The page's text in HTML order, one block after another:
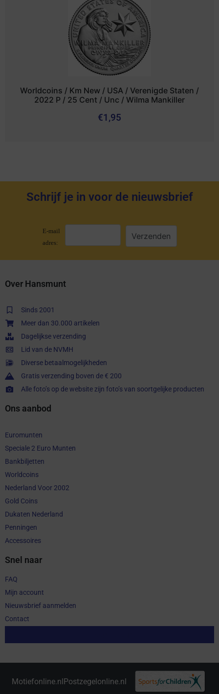
Worldcoins / Km New / USA / Verenigde Staten /
2022 P / 25 Cent / Unc / Wilma Mankiller
€1,95
Schrijf je in voor de nieuwsbrief
E-mail
adres:
Over Hansmunt
Sinds 2001
Meer dan 30.000 artikelen
Dagelijkse verzending
Lid van de NVMH
Diverse betaalmogelijkheden
Gratis verzending boven de € 200
Alle foto’s op de website zijn foto’s van soortgelijke producten
Ons aanbod
Euromunten
Speciale 2 Euro Munten
Bankbiljetten
Worldcoins
Nederland Voor 2002
Gold Coins
Dukaten Nederland
Penningen
Accessoires
Snel naar
FAQ
Mijn account
Nieuwsbrief aanmelden
Contact
Motiefonline.nl Postzegelonline.nl